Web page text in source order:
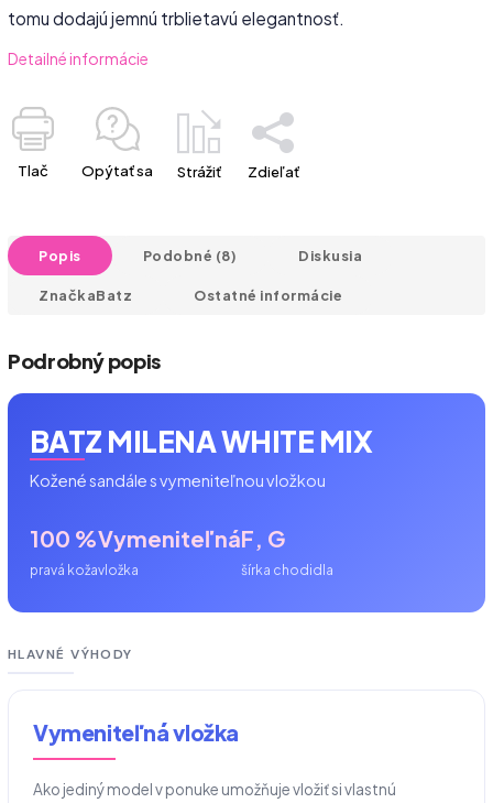
tomu dodajú jemnú trblietavú elegantnosť.
Detailné informácie
Tlač Opýtať sa Strážiť Zdieľať
Popis Podobné (8) Diskusia
ZnačkaBatz Ostatné informácie
Podrobný popis
BATZ MILENA WHITE MIX
Kožené sandále s vymeniteľnou vložkou
100 %
pravá koža
Vymeniteľná
vložka
F, G
šírka chodidla
HLAVNÉ VÝHODY
Vymeniteľná vložka
Ako jediný model v ponuke umožňuje vložiť si vlastnú